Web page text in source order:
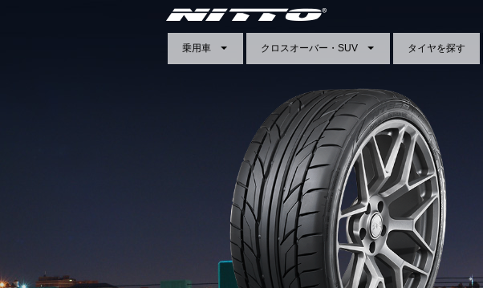
乗用車 クロスオーバー・SUV タイヤを探す